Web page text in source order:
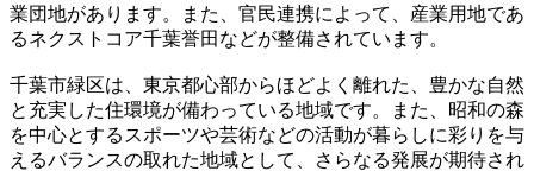
業団地があります。また、官民連携によって、産業用地であ
るネクストコア千葉誉田などが整備されています。
千葉市緑区は、東京都心部からほどよく離れた、豊かな自然
と充実した住環境が備わっている地域です。また、昭和の森
を中心とするスポーツや芸術などの活動が暮らしに彩りを与
えるバランスの取れた地域として、さらなる発展が期待され